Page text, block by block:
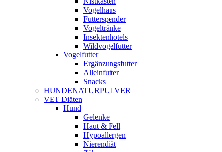
Vogelhaus
Futterspender
Vogeltränke
Insektenhotels
Wildvogelfutter
Vogelfutter
Ergänzungsfutter
Alleinfutter
Snacks
HUNDENATURPULVER
VET Diäten
Hund
Gelenke
Haut & Fell
Hypoallergen
Nierendiät